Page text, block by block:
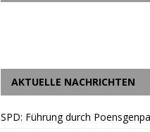
AKTUELLE NACHRICHTEN
SPD: Führung durch